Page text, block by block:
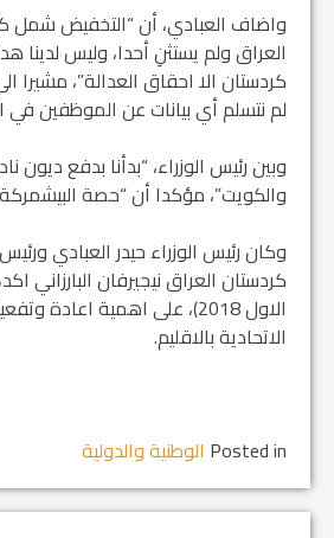
واضاف العبادي، أن “التخفيض
العراق ولم يستثنِ أحدا، وليس لدينا
لم نتسلم أي بيانات عن الموظفين في
وبين رئيس الوزراء، “بدأنا بدفع ديون
والكويت”، مؤكدا أن “حصة البيشمركة
وكان رئيس الوزراء حيدر العبادي
الاول 2018)، على اهمية
الاتحادية بالاقليم.
Posted in الوطنية والدولية